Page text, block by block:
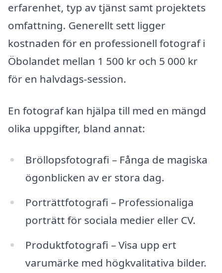
erfarenhet, typ av tjänst samt projektets
omfattning. Generellt sett ligger
kostnaden för en professionell fotograf i
Öbolandet mellan 1 500 kr och 5 000 kr
för en halvdags-session.
En fotograf kan hjälpa till med en mängd
olika uppgifter, bland annat:
Bröllopsfotografi – Fånga de magiska
ögonblicken av er stora dag.
Porträttfotografi – Professionaliga
porträtt för sociala medier eller CV.
Produktfotografi – Visa upp ert
varumärke med högkvalitativa bilder.